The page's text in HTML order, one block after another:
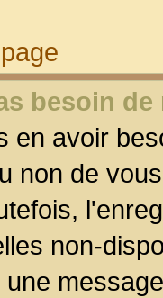
besoin
en avoir
non de
non-